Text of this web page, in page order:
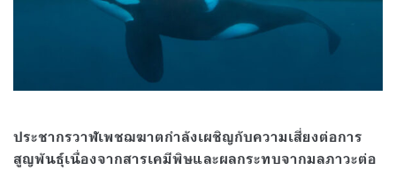
ประชากรวาฬเพชฌฆาตกำลังเผชิญกับความเสี่ยงต่อการ
สูญพันธุ์เนื่องจากสารเคมีพิษและผลกระทบจากมลภาวะต่อ